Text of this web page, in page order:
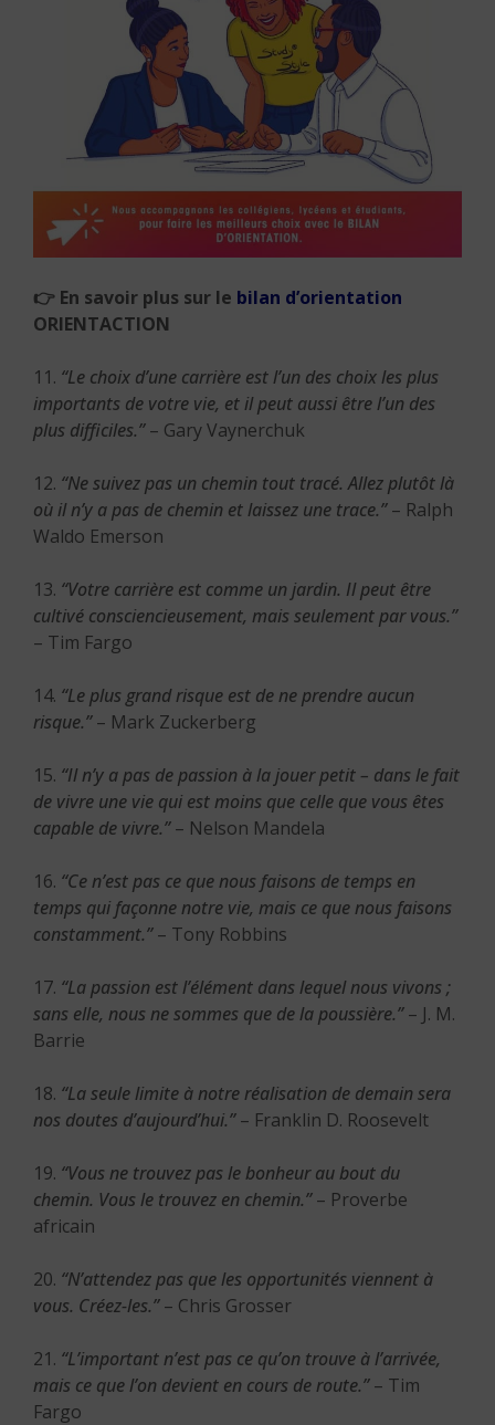
👉 En savoir plus sur le bilan d’orientation
ORIENTACTION
11. “Le choix d’une carrière est l’un des choix les plus
importants de votre vie, et il peut aussi être l’un des
plus difficiles.”– Gary Vaynerchuk
12. “Ne suivez pas un chemin tout tracé. Allez plutôt là
où il n’y a pas de chemin et laissez une trace.”– Ralph
Waldo Emerson
13. “Votre carrière est comme un jardin. Il peut être
cultivé consciencieusement, mais seulement par vous.”
– Tim Fargo
14. “Le plus grand risque est de ne prendre aucun
risque.”– Mark Zuckerberg
15. “Il n’y a pas de passion à la jouer petit – dans le fait
de vivre une vie qui est moins que celle que vous êtes
capable de vivre.”– Nelson Mandela
16. “Ce n’est pas ce que nous faisons de temps en
temps qui façonne notre vie, mais ce que nous faisons
constamment.”– Tony Robbins
17. “La passion est l’élément dans lequel nous vivons ;
sans elle, nous ne sommes que de la poussière.”– J. M.
Barrie
18. “La seule limite à notre réalisation de demain sera
nos doutes d’aujourd’hui.”– Franklin D. Roosevelt
19. “Vous ne trouvez pas le bonheur au bout du
chemin. Vous le trouvez en chemin.”– Proverbe
africain
20. “N’attendez pas que les opportunités viennent à
vous. Créez-les.”– Chris Grosser
21. “L’important n’est pas ce qu’on trouve à l’arrivée,
mais ce que l’on devient en cours de route.”– Tim
Fargo